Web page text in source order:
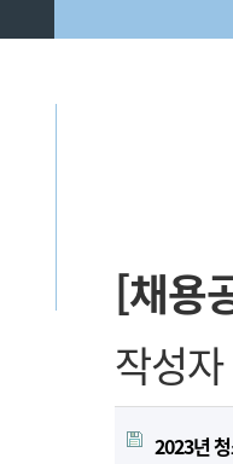
[채용
작성자
2023년